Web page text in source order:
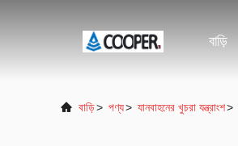
বাড়ি
বাড়ি> পণ্য> যানবাহনের খুচরা যন্ত্রাংশ>